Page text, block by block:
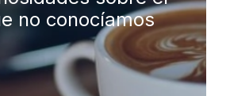
no conocíamos